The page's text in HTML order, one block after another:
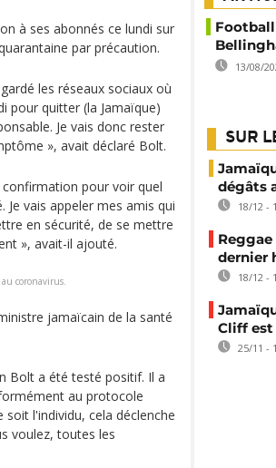
à ses abonnés ce lundi sur
par précaution.
les réseaux sociaux où
pour quitter (la Jamaïque)
Je vais donc rester
», avait déclaré Bolt.
pour voir quel
vais appeler mes amis qui
en sécurité, de se mettre
», avait-il ajouté.
coronavirus.
jamaïcain de la santé
Bolt a été testé positif. Il a
au protocole
l'individu, cela déclenche
voulez, toutes les
13/08/
SUR
dégâts
18/12 -
dernier
18/12 -
Cliff est
25/11 -